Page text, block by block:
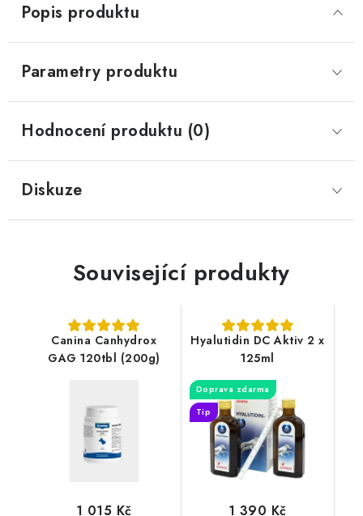
Popis produktu
Parametry produktu
Hodnocení produktu (0)
Diskuze
Související produkty
Canina Canhydrox
GAG 120tbl (200g)
1 015 Kč
Hyalutidin DC Aktiv 2 x
125ml
Doprava zdarma
Tip
1 390 Kč